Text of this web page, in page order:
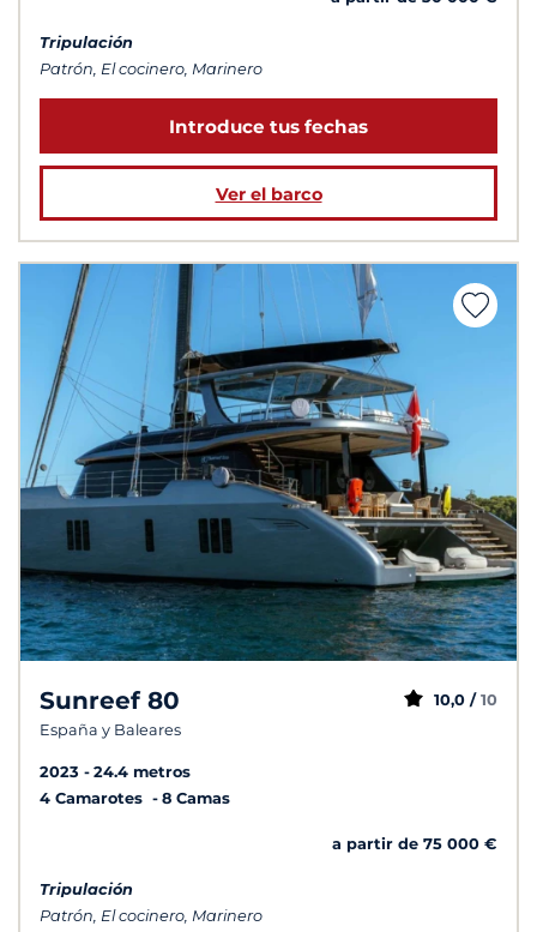
Tripulación
Patrón, El cocinero, Marinero
Introduce tus fechas
Ver el barco
Sunreef 80
España y Baleares
10,0 / 10
2023
24.4 metros
4 Camarotes
8 Camas
a partir de 75 000 €
Tripulación
Patrón, El cocinero, Marinero